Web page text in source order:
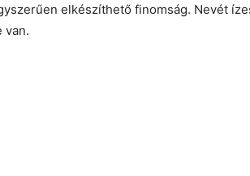
elkészíthető finomság. Nevét
van.